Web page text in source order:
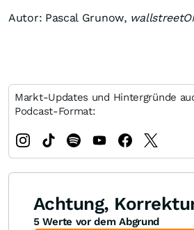
Autor: Pascal Grunow,
Markt-Updates und Hintergründe
Podcast-Format:
Achtung,
5 Werte vor dem Abgrund